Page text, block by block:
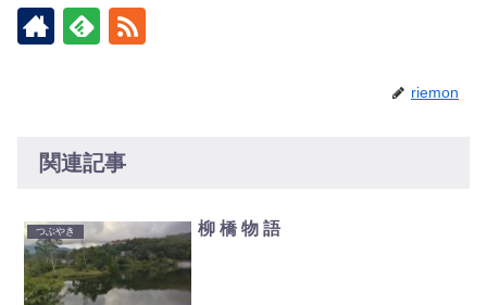
riemon
関連記事
つぶやき 柳 橋 物 語